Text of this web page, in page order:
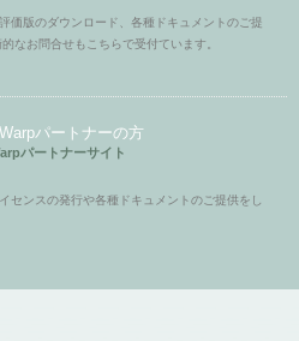
価版のダウンロード、各種ドキュメントのご提
なお問合せもこちらで受付ています。
パートナーの方
パートナーサイト
センスの発行や各種ドキュメントのご提供をし